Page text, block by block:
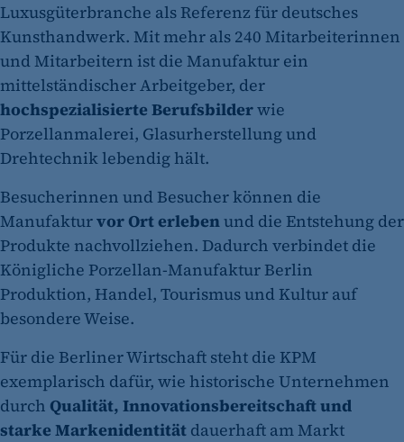
Luxusgüterbranche als Referenz für deutsches
Kunsthandwerk. Mit mehr als 240 Mitarbeiterinnen
und Mitarbeitern ist die Manufaktur ein
mittelständischer Arbeitgeber, der
hochspezialisierte Berufsbilderwie
Porzellanmalerei, Glasurherstellung und
Drehtechnik lebendig hält.
Besucherinnen und Besucher können die
Manufakturvor Ort erlebenund die Entstehung der
Produkte nachvollziehen. Dadurch verbindet die
Königliche Porzellan-Manufaktur Berlin
Produktion, Handel, Tourismus und Kultur auf
besondere Weise.
Für die Berliner Wirtschaft steht die KPM
exemplarisch dafür, wie historische Unternehmen
durch Qualität, Innovationsbereitschaft und
starke Markenidentität dauerhaft am Markt